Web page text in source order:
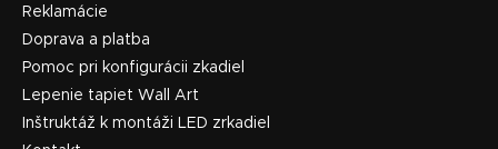
Reklamácie
Doprava a platba
Pomoc pri konfigurácii zkadiel
Lepenie tapiet Wall Art
Inštruktáž k montáži LED zrkadiel